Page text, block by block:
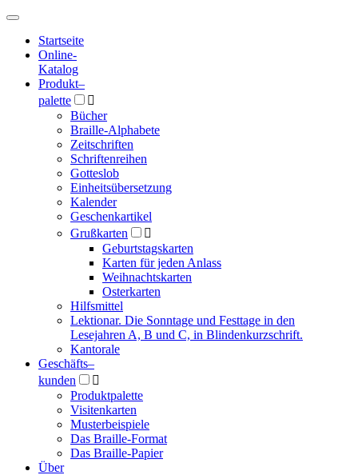
Hauptmenü
Hauptmenü
Startseite
Online-
Katalog
Produkt–
palette

Bücher
Braille-Alphabete
Zeitschriften
Schriftenreihen
Gotteslob
Einheitsübersetzung
Kalender
Geschenkartikel
Grußkarten

Geburtstagskarten
Karten für jeden Anlass
Weihnachtskarten
Osterkarten
Hilfsmittel
Lektionar. Die Sonntage und Festtage in den
Lesejahren A, B und C, in Blindenkurzschrift.
Kantorale
Geschäfts­–
kunden

Produktpalette
Visitenkarten
Musterbeispiele
Das Braille-Format
Das Braille-Papier
Über